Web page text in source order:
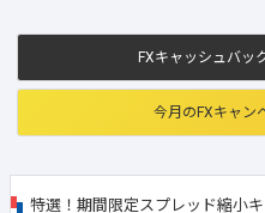
FXキャッシュバッ
今月のFXキャン
特選！期間限定スプレッド縮小